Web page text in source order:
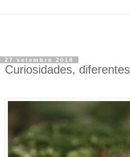
27 setembro 2018
Curiosidades,